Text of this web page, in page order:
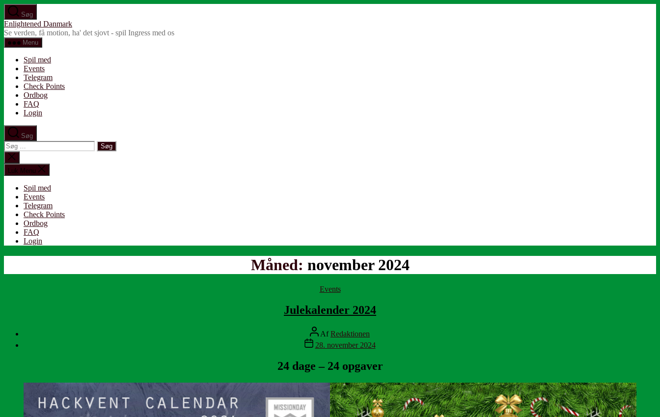
Spring
til
indholdet
Søg
Enlightened Danmark
Se verden, få motion, ha' det sjovt - spil Ingress med os
Menu
Spil med
Events
Telegram
Check Points
Ordbog
FAQ
Login
Søg
Søg
efter:
Luk
søgning
Luk Menu
Spil med
Events
Telegram
Check Points
Ordbog
FAQ
Login
Måned: november 2024
Kategorier
Events
Julekalender 2024
Indlægsforfatter
AfRedaktionen
Indlægsdato
28. november 2024
24 dage – 24 opgaver